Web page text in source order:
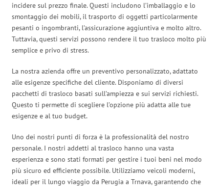
incidere sul prezzo finale. Questi includono l’imballaggio e lo
smontaggio dei mobili, il trasporto di oggetti particolarmente
pesanti o ingombranti, l’assicurazione aggiuntiva e molto altro.
Tuttavia, questi servizi possono rendere il tuo trasloco molto più
semplice e privo di stress.
La nostra azienda offre un preventivo personalizzato, adattato
alle esigenze specifiche del cliente. Disponiamo di diversi
pacchetti di trasloco basati sull’ampiezza e sui servizi richiesti.
Questo ti permette di scegliere l’opzione più adatta alle tue
esigenze e al tuo budget.
Uno dei nostri punti di forza è la professionalità del nostro
personale. I nostri addetti al trasloco hanno una vasta
esperienza e sono stati formati per gestire i tuoi beni nel modo
più sicuro ed efficiente possibile. Utilizziamo veicoli moderni,
ideali per il lungo viaggio da Perugia a Trnava, garantendo che